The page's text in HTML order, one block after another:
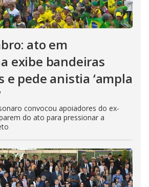
ato em
exibe bandeiras
e pede anistia ‘ampla
convocou apoiadores do ex-
do ato para pressionar a